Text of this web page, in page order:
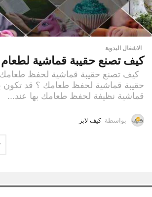
الاشغال اليدوية
كيف تصنع حقيبة قماشية لطعام
كيف تصنع حقيبة قماشية لحفظ
حقيبة قماشية لحفظ طعامك ؟ قد تكون
قماشية نظيفة لحفظ طعامك بها عند...
بواسطة كيف لابز